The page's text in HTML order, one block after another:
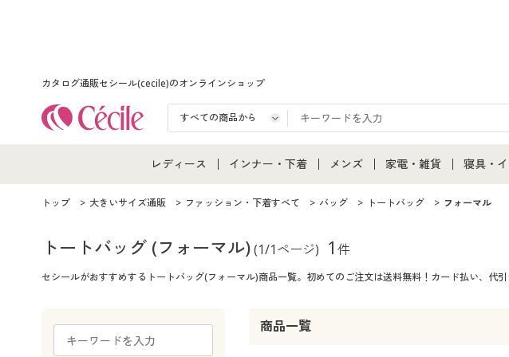
カタログ通販セシール(cecile)のオンラインショップ
レディース
レディース通販すべて
レディースファッション
女性下着
インナー・下着
インナー・下着通販すべて
女性下着
メンズ下着
ジュニア・ティーンズ下着
メンズ
メンズ通販すべて
メンズファッション
メンズ下着
家電・雑貨
家電・雑貨すべて
キッチン・雑貨・日用品
寝具・
寝具・
寝具・
トップ 大きいサイズ通販 ファッション・下着すべて バッグ トートバッグ フォーマル
トートバッグ (フォーマル)(1/1ページ) 1 件
セシールがおすすめするトートバッグ(フォーマル)商品一覧。初めてのご注文は送料無料！カード払い、代
商品一覧